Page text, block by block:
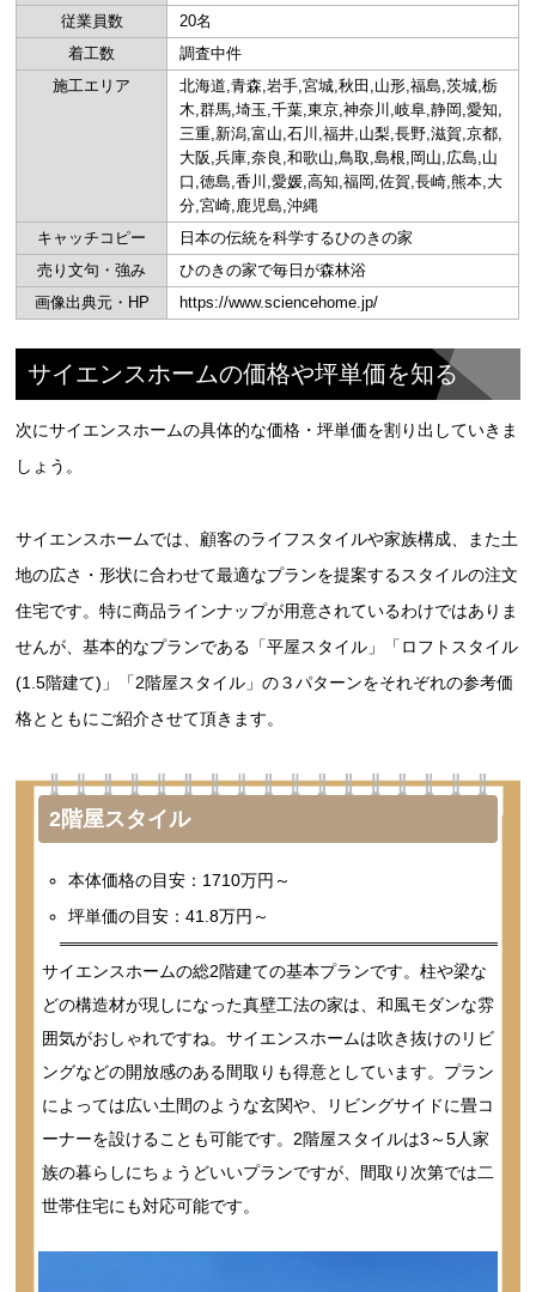
従業員数
20名
着工数
調査中件
施工エリア
北海道,青森,岩手,宮城,秋田,山形,福島,茨城,栃
木,群馬,埼玉,千葉,東京,神奈川,岐阜,静岡,愛知,
三重,新潟,富山,石川,福井,山梨,長野,滋賀,京都,
大阪,兵庫,奈良,和歌山,鳥取,島根,岡山,広島,山
口,徳島,香川,愛媛,高知,福岡,佐賀,長崎,熊本,大
分,宮崎,鹿児島,沖縄
キャッチコピー
日本の伝統を科学するひのきの家
売り文句・強み
ひのきの家で毎日が森林浴
画像出典元・HP
https://www.sciencehome.jp/
サイエンスホームの価格や坪単価を知る
次にサイエンスホームの具体的な価格・坪単価を割り出していきま
しょう。
サイエンスホームでは、顧客のライフスタイルや家族構成、また土
地の広さ・形状に合わせて最適なプランを提案するスタイルの注文
住宅です。特に商品ラインナップが用意されているわけではありま
せんが、基本的なプランである「平屋スタイル」「ロフトスタイル
(1.5階建て)」「2階屋スタイル」の３パターンをそれぞれの参考価
格とともにご紹介させて頂きます。
2階屋スタイル
本体価格の目安：1710万円～
坪単価の目安：41.8万円～
サイエンスホームの総2階建ての基本プランです。柱や梁な
どの構造材が現しになった真壁工法の家は、和風モダンな雰
囲気がおしゃれですね。サイエンスホームは吹き抜けのリビ
ングなどの開放感のある間取りも得意としています。プラン
によっては広い土間のような玄関や、リビングサイドに畳コ
ーナーを設けることも可能です。2階屋スタイルは3～5人家
族の暮らしにちょうどいいプランですが、間取り次第では二
世帯住宅にも対応可能です。